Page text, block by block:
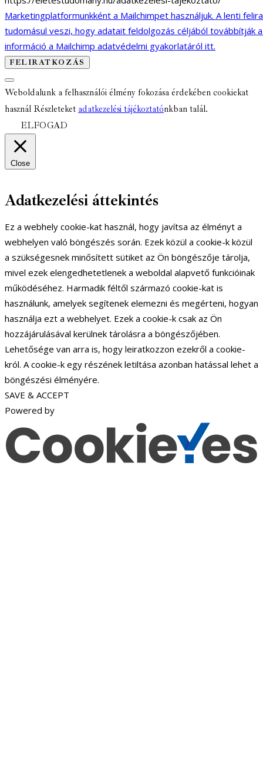
Marketingplatformunkként a Mailchimpet használjuk. A lenti
tudomásul veszi, hogy adatait feldolgozás céljából továbbítják
információ a Mailchimp adatvédelmi gyakorlatáról itt.
Weboldalunk a felhasználói élmény fokozása érdekében cookiekat
használ Részleteket adatkezelési tájékoztatónkban talál.
ELFOGAD
Close
Adatkezelési áttekintés
Ez a webhely cookie-kat használ, hogy javítsa az élményt a
webhelyen való böngészés során. Ezek közül a cookie-k közül
a szükségesnek minősített sütiket az Ön böngészője tárolja,
mivel ezek elengedhetetlenek a weboldal alapvető funkcióinak
működéséhez. Harmadik féltől származó cookie-kat is
használunk, amelyek segítenek elemezni és megérteni, hogyan
használja ezt a webhelyet. Ezek a cookie-k csak az Ön
hozzájárulásával kerülnek tárolásra a böngészőjében.
Lehetősége van arra is, hogy leiratkozzon ezekről a cookie-
król. A cookie-k egy részének letiltása azonban hatással lehet a
böngészési élményére.
SAVE & ACCEPT
Powered by